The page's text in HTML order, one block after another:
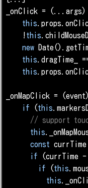
_onClick =
( ...args)
this
    !
this
new
Date
this .dragTime_
this
_onMapClick = (event
if (this
// support
this
const
if (currTime -
if (this
this